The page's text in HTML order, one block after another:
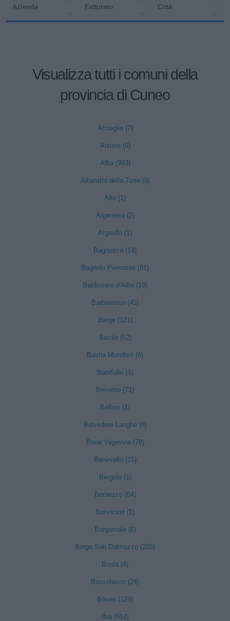
Azienda Fatturato Città
Visualizza tutti i comuni della
provincia di Cuneo
Acceglio (7)
Aisone (6)
Alba (993)
Albaretto della Torre (9)
Alto (1)
Argentera (2)
Arguello (1)
Bagnasco (14)
Bagnolo Piemonte (81)
Baldissero d'Alba (19)
Barbaresco (45)
Barge (121)
Barolo (52)
Bastia Mondovì (6)
Battifollo (4)
Beinette (71)
Bellino (1)
Belvedere Langhe (8)
Bene Vagienna (78)
Benevello (15)
Bergolo (1)
Bernezzo (64)
Bonvicino (1)
Borgomale (6)
Borgo San Dalmazzo (255)
Bosia (4)
Bossolasco (24)
Boves (129)
Bra (514)